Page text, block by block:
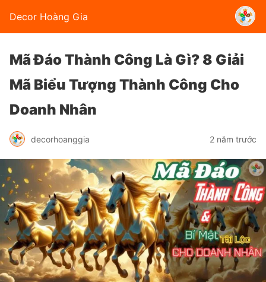
Decor Hoàng Gia
Mã Đáo Thành Công Là Gì? 8 Giải
Mã Biểu Tượng Thành Công Cho
Doanh Nhân
decorhoanggia 2 năm trước